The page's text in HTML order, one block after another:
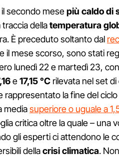
secondo mesepiù caldo di
dellatemperatura
È preceduto soltanto dal
il mese scorso, sono stati
lunedì 22 e martedì 23,
e17,15 °C rilevata nel set di
rappresentato la fine del
mediasuperiore o uguale a
critica oltre la quale – una
gli esperti ci attendono le
dellacrisi climatica.